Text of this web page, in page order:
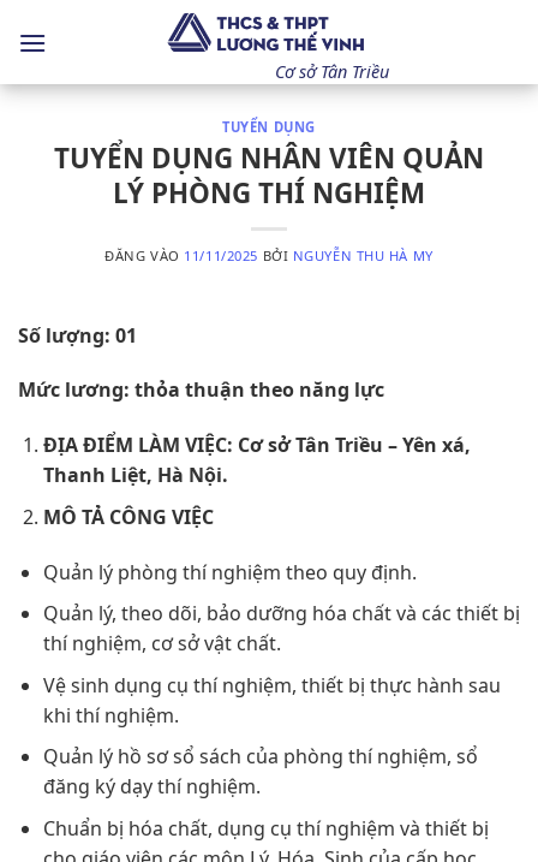
qua
Cơ sở Tân Triều
TUYỂN DỤNG
TUYỂN DỤNG NHÂN VIÊN QUẢN
LÝ PHÒNG THÍ NGHIỆM
ĐĂNG VÀO 11/11/2025 BỞI NGUYỄN THU HÀ MY
Số lượng: 01
Mức lương: thỏa thuận theo năng lực
ĐỊA ĐIỂM LÀM VIỆC: Cơ sở Tân Triều – Yên xá,
Thanh Liệt, Hà Nội.
MÔ TẢ CÔNG VIỆC
Quản lý phòng thí nghiệm theo quy định.
Quản lý, theo dõi, bảo dưỡng hóa chất và các thiết bị
thí nghiệm, cơ sở vật chất.
Vệ sinh dụng cụ thí nghiệm, thiết bị thực hành sau
khi thí nghiệm.
Quản lý hồ sơ sổ sách của phòng thí nghiệm, sổ
đăng ký dạy thí nghiệm.
Chuẩn bị hóa chất, dụng cụ thí nghiệm và thiết bị